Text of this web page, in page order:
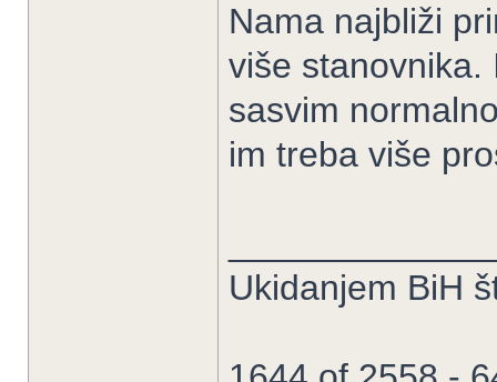
Nama najbliži
više stanovnika.
sasvim
im treba više
Ukidanjem BiH